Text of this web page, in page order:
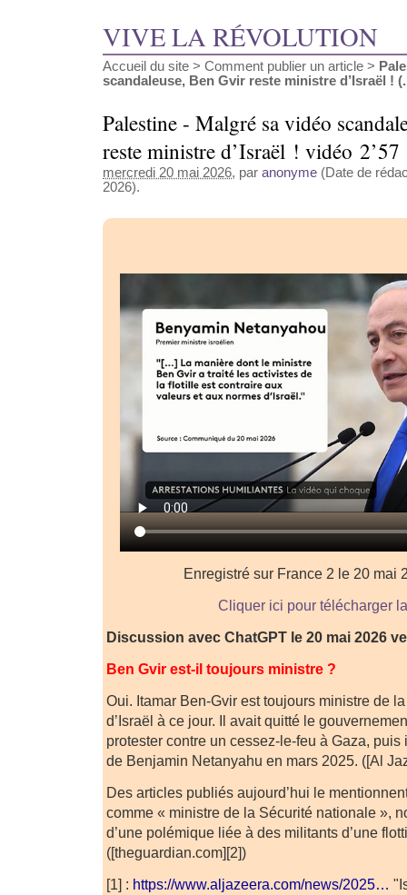
VIVE LA RÉVOLUTION
Accueil du site > Comment publier un article >
scandaleuse, Ben Gvir reste ministre d’Israël !
Palestine - Malgré sa vidéo
reste ministre d’Israël ! vidéo 2’57
mercredi 20 mai 2026, par anonyme (Date de
2026).
Enregistré sur France 2 le 20 mai
Cliquer ici pour télécharger
Discussion avec ChatGPT le 20 mai 2026
Ben Gvir est-il toujours ministre ?
Oui. Itamar Ben-Gvir est toujours ministre de
d’Israël à ce jour. Il avait quitté le
protester contre un cessez-le-feu à Gaza,
de Benjamin Netanyahu en mars 2025. ([Al
Des articles publiés aujourd’hui le
comme « ministre de la Sécurité nationale »,
d’une polémique liée à des militants d’une
([theguardian.com][2])
[1] : https://www.aljazeera.com/news/2025…